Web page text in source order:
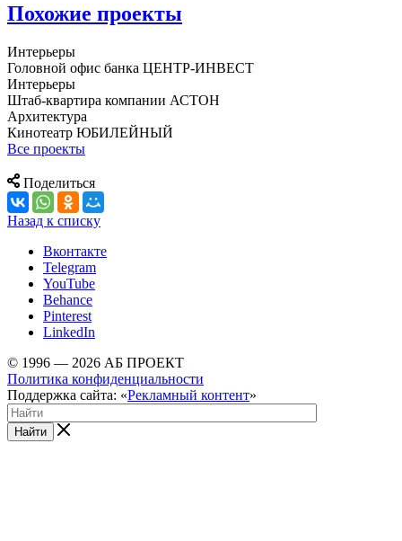
Похожие проекты
Интерьеры
Головной офис банка ЦЕНТР-ИНВЕСТ
Интерьеры
Штаб-квартира компании АСТОН
Архитектура
Кинотеатр ЮБИЛЕЙНЫЙ
Все проекты
Поделиться
Назад к списку
Вконтакте
Telegram
YouTube
Behance
Pinterest
LinkedIn
© 1996 — 2026 АБ ПРОЕКТ
Политика конфиденциальности
Поддержка сайта: «Рекламный контент»
Найти